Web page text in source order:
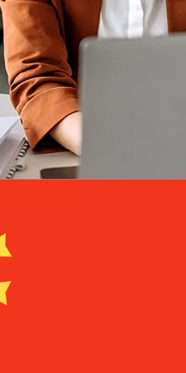
轉帳速度有多
際轉帳的到帳時間取決於付
帳通常需要 1 至 5 個工作